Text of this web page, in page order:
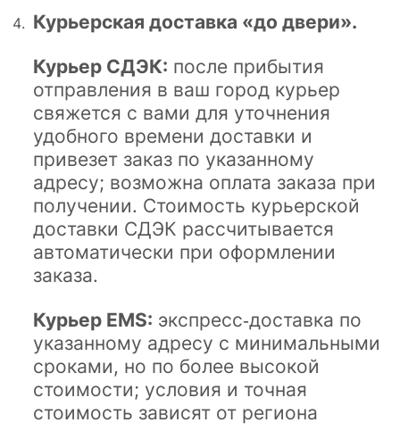
Курьерская доставка «до двери».
Курьер СДЭК: после прибытия
отправления в ваш город курьер
свяжется с вами для уточнения
удобного времени доставки и
привезет заказ по указанному
адресу; возможна оплата заказа при
получении. Стоимость курьерской
доставки СДЭК рассчитывается
автоматически при оформлении
заказа.
Курьер EMS: экспресс‑доставка по
указанному адресу с минимальными
сроками, но по более высокой
стоимости; условия и точная
стоимость зависят от региона